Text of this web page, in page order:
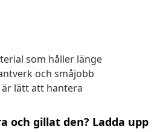
som håller länge
och småjobb
lätt att hantera
och gillat den? Ladda upp